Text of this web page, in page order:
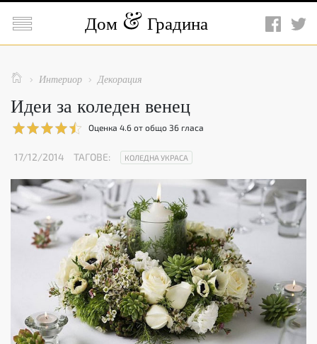
 Дом Градина
  Интериор  Декорация
Идеи за коледен венец
Оценка 4.6 от общо 36 гласа
17/12/2014 ТАГОВЕ: КОЛЕДНА УКРАСА